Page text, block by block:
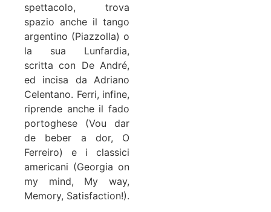
spettacolo, trova
spazio anche il tango
argentino (Piazzolla) o
la sua Lunfardia,
scritta con De André,
ed incisa da Adriano
Celentano. Ferri, infine,
riprende anche il fado
portoghese (Vou dar
de beber a dor, O
Ferreiro) e i classici
americani (Georgia on
my mind, My way,
Memory, Satisfaction!).